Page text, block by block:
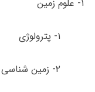
۱- علوم زمین
۱- پترولوژی
۲- زمین­ شناسی اقتصادی